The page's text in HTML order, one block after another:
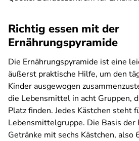
Richtig essen mit der
Ernährungspyramide
Die Ernährungspyramide ist eine
äußerst praktische Hilfe, um den
Kinder ausgewogen
die Lebensmittel in acht Gruppen,
Platz finden. Jedes Kästchen steht
Lebensmittelgruppe. Die Basis der
Getränke mit sechs Kästchen, also